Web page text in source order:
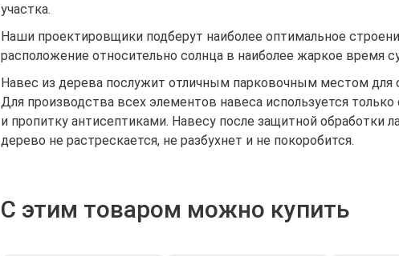
участка.
Наши проектировщики подберут наиболее оптимальное
расположение относительно солнца в наиболее жаркое время
Навес из дерева послужит отличным парковочным местом для
Для производства всех элементов навеса используется
и пропитку антисептиками. Навесу после защитной
дерево не растрескается, не разбухнет и не покоробится.
С этим товаром можно купить